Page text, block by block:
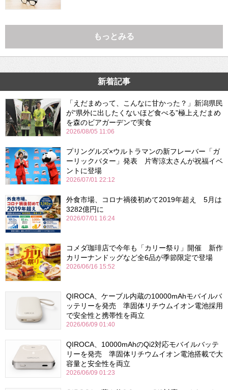
もっとみる
新着記事
「えだまめって、こんなに甘かった？」新潟県民
が“県外に出したくないほど食べる”極上えだまめ
を森のビアガーデンで実食
2026/08/05 11:06
プリングルズ×ウルトラマンの新フレーバー「ガ
ーリックバター」発表 片寄涼太さんが祝福イベ
ントに登場
2026/07/01 22:12
外食市場、コロナ禍後初めて2019年超え 5月は
3282億円に
2026/07/01 16:24
コメダ珈琲店で今年も「カリー祭り」開催 新作
カリーナンドッグなど全6品が季節限定で登場
2026/06/16 15:52
QIROCA、ケーブル内蔵の10000mAhモバイルバ
ッテリーを発売 準固体リチウムイオン電池採用
で安全性と携帯性を両立
2026/06/09 01:40
QIROCA、10000mAhのQi2対応モバイルバッテ
リーを発売 準固体リチウムイオン電池搭載で大
容量と安全性を両立
2026/06/09 01:23